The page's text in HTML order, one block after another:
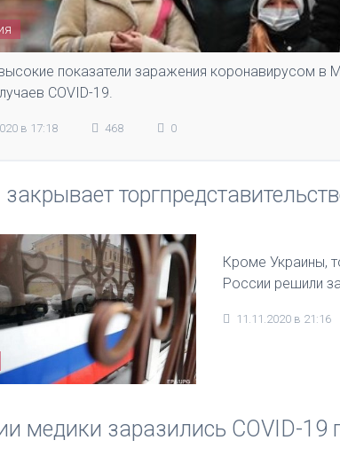
показатели заражения коронавирусом в
COVID-19.
в 17:18 468 0
закрывает
Кроме Украины,
России решили
11.11.2020 в 21:16
медики заразились COVID-19